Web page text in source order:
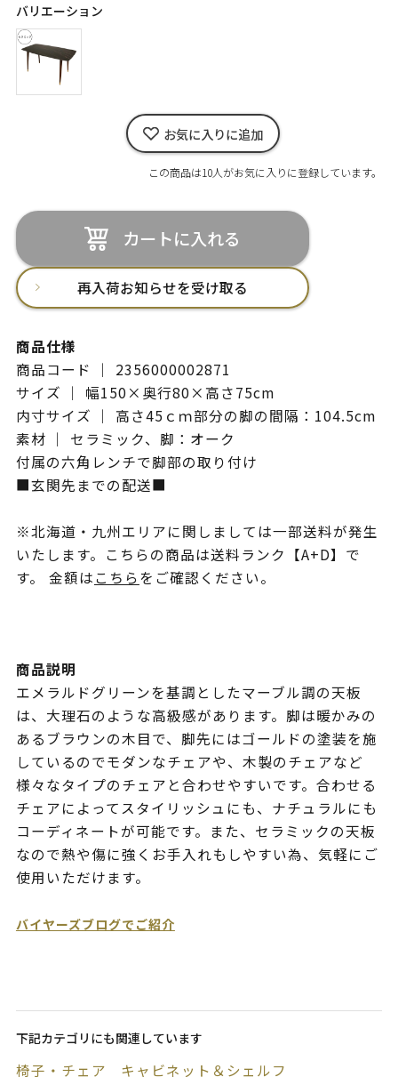
バリエーション
お気に入りに追加
この商品は10人がお気に入りに登録しています。
カートに入れる
再入荷お知らせを受け取る
商品仕様
商品コード ｜ 2356000002871
サイズ ｜ 幅150×奥行80×高さ75cm
内寸サイズ ｜ 高さ45ｃｍ部分の脚の間隔：104.5cm
素材 ｜ セラミック、脚：オーク
付属の六角レンチで脚部の取り付け
■玄関先までの配送■
※北海道・九州エリアに関しましては一部送料が発生
いたします。こちらの商品は送料ランク【A+D】で
す。 金額はこちらをご確認ください。
商品説明
エメラルドグリーンを基調としたマーブル調の天板
は、大理石のような高級感があります。脚は暖かみの
あるブラウンの木目で、脚先にはゴールドの塗装を施
しているのでモダンなチェアや、木製のチェアなど
様々なタイプのチェアと合わせやすいです。合わせる
チェアによってスタイリッシュにも、ナチュラルにも
コーディネートが可能です。また、セラミックの天板
なので熱や傷に強くお手入れもしやすい為、気軽にご
使用いただけます。
バイヤーズブログでご紹介
下記カテゴリにも関連しています
椅子・チェア キャビネット＆シェルフ